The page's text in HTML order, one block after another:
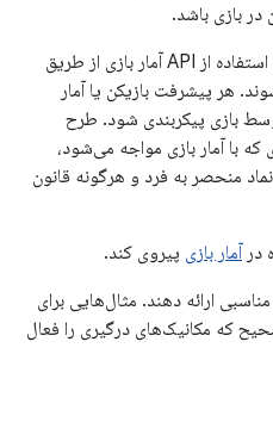
بازی باشد.
داده‌های بازیکن برای آمار بازی باید با استفاده از API آمار بازی از طریق
هر پیشرفت بازیکن یا آمار
توسط بازی پیکربندی شود. طرح
که با آمار بازی مواجه می‌شود،
منحصر به فرد و هرگونه قانون
درآمار بازی پیروی کند.
ارائه دهند. مثال‌هایی برای
که مکانیک‌های درگیری را فعال